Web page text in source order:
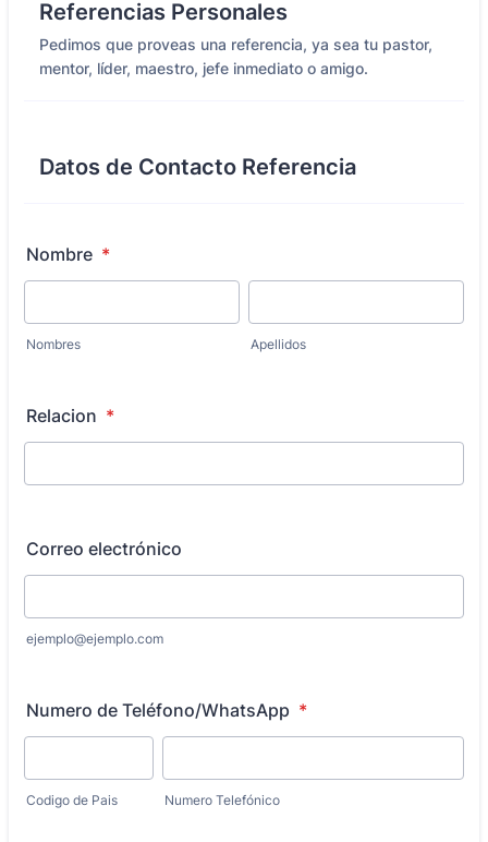
Referencias Personales
Pedimos que proveas una referencia, ya sea tu pastor,
mentor, líder, maestro, jefe inmediato o amigo.
Datos de Contacto Referencia
Nombre *
Nombres Apellidos
Relacion *
Correo electrónico
ejemplo@ejemplo.com
Numero de Teléfono/WhatsApp *
Codigo de Pais Numero Telefónico